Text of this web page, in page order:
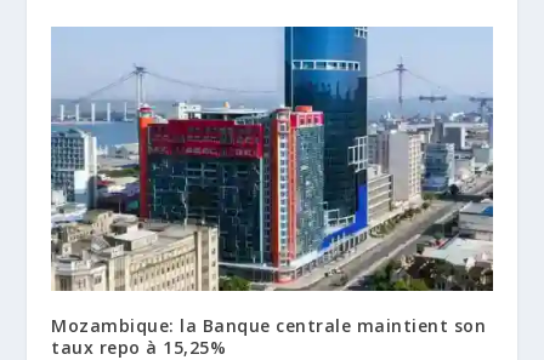
Mozambique: la Banque centrale maintient son
taux repo à 15,25%